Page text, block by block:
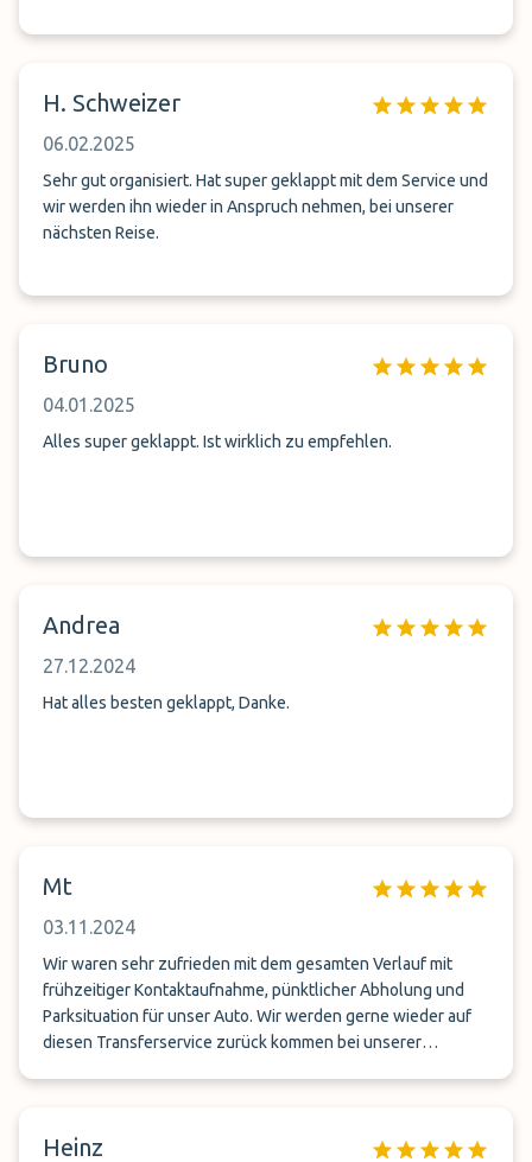
H. Schweizer
06.02.2025
Sehr gut organisiert. Hat super geklappt mit dem Service und
wir werden ihn wieder in Anspruch nehmen, bei unserer
nächsten Reise.
Bruno
04.01.2025
Alles super geklappt. Ist wirklich zu empfehlen.
Andrea
27.12.2024
Hat alles besten geklappt, Danke.
Mt
03.11.2024
Wir waren sehr zufrieden mit dem gesamten Verlauf mit
frühzeitiger Kontaktaufnahme, pünktlicher Abholung und
Parksituation für unser Auto. Wir werden gerne wieder auf
diesen Transferservice zurück kommen bei unserer
Heinz